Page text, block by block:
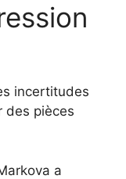
incertitudes
des pièces
a